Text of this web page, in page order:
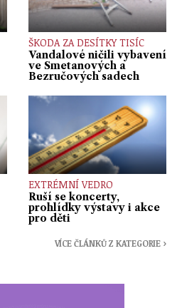
ŠKODA ZA DESÍTKY TISÍC
Vandalové ničili vybavení
ve Smetanových a
Bezručových sadech
EXTRÉMNÍ VEDRO
Ruší se koncerty,
prohlídky výstavy i akce
pro děti
VÍCE ČLÁNKŮ Z KATEGORIE ›